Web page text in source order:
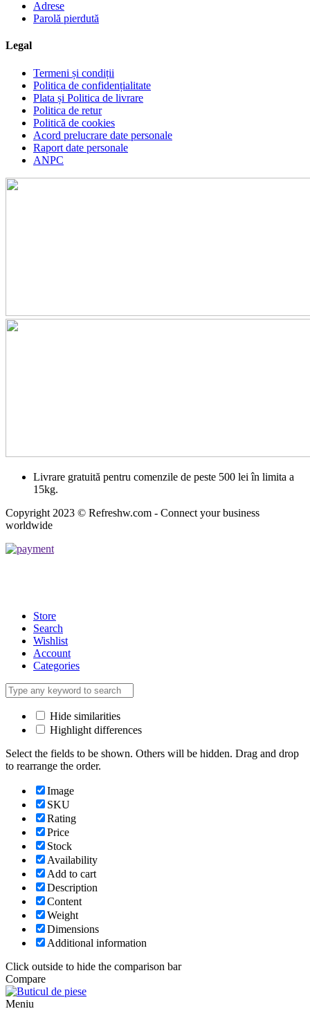
Adrese
Parolă pierdută
Legal
Termeni și condiții
Politica de confidențialitate
Plata și Politica de livrare
Politica de retur
Politică de cookies
Acord prelucrare date personale
Raport date personale
ANPC
Livrare gratuită pentru comenzile de peste 500 lei în limita a
15kg.
Copyright 2023 © Refreshw.com - Connect your business
worldwide
Store
Search
Wishlist
Account
Categories
Hide similarities
Highlight differences
Select the fields to be shown. Others will be hidden. Drag and drop
to rearrange the order.
Image
SKU
Rating
Price
Stock
Availability
Add to cart
Description
Content
Weight
Dimensions
Additional information
Click outside to hide the comparison bar
Compare
Meniu